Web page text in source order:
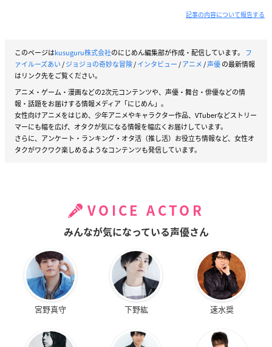
記事の内容について報告する
このページはkusuguru株式会社のにじめん編集部が作成・配信しています。 フ
ァイルーズあい/ジョジョの奇妙な冒険/インタビュー/アニメ/声優の最新情報
はリンク先をご覧ください。
アニメ・ゲーム・漫画などの2次元コンテンツや、声優・舞台・俳優などの情
報・話題をお届けする情報メディア「にじめん」。
女性向けアニメをはじめ、少年アニメやキャラクター作品、VTuberなどストリー
マーにも幅を広げ、オタクが気になる情報を幅広くお届けしています。
さらに、アンケート・ランキング・オタ活（推し活）お役立ち情報など、女性オ
タクがワクワク楽しめるようなコンテンツも発信しています。
VOICE ACTOR
みんなが気になっている声優さん
宮野真守 下野紘 速水奨